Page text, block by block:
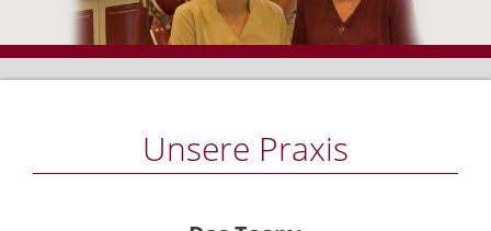
Unsere Praxis